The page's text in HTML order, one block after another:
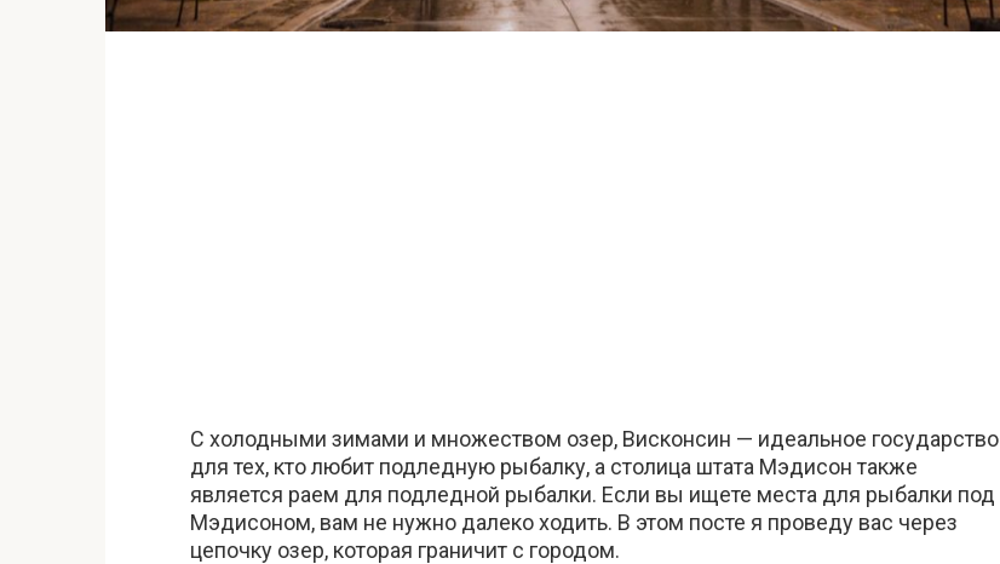
С холодными зимами и множеством озер, Висконсин — идеальное государство
для тех, кто любит подледную рыбалку, а столица штата Мэдисон также
является раем для подледной рыбалки. Если вы ищете места для рыбалки под
Мэдисоном, вам не нужно далеко ходить. В этом посте я проведу вас через
цепочку озер, которая граничит с городом.